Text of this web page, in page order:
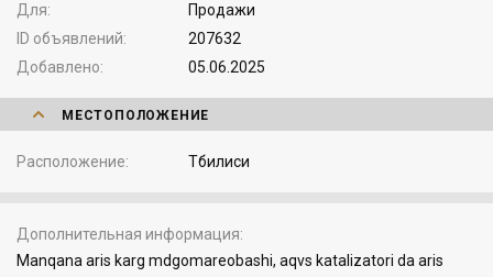
Для
Продажи
ID объявлений
207632
Добавлено
05.06.2025
МЕСТОПОЛОЖЕНИЕ
Расположение Тбилиси
Дополнительная информация
Manqana aris karg mdgomareobashi, aqvs katalizatori da aris